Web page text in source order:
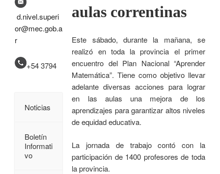
aulas correntinas
Este sábado, durante la mañana, se
realizó en toda la provincia el primer
encuentro del Plan Nacional “Aprender
Matemática”. Tiene como objetivo llevar
adelante diversas acciones para lograr
en las aulas una mejora de los
aprendizajes para garantizar altos niveles
de equidad educativa.
La jornada de trabajo contó con la
participación de 1400 profesores de toda
la provincia.
d.nivel.superi
or@mec.gob.a
r
+54 3794
Noticias
Boletín
Informati
vo